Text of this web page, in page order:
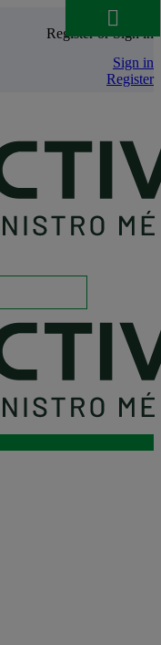
Register or Sign in
Sign in
Register
